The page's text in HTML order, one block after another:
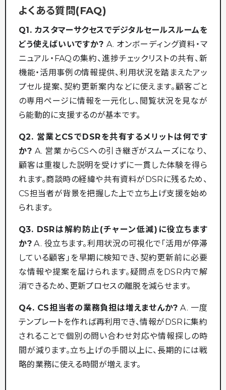
よくある質問(FAQ)
Q1. カスタマーサクセスでデジタルセールスルームを
どう使えばいいですか? A. オンボーディング資料・マ
ニュアル・FAQの集約、進捗チェックリストの共有、新
機能・活用事例の情報提供、利用状況を踏まえたアッ
プセル提案、契約更新案内などに使えます。顧客ごと
の専用ページに情報を一元化し、閲覧状況を見なが
ら能動的に支援するのが基本です。
Q2. 営業とCSでDSRを共有するメリットは何です
か? A. 営業からCSへの引き継ぎがスムーズになり、
顧客は重複した説明を受けずに一貫した体験を得ら
れます。商談時の経緯や共有資料がDSRに残るため、
CS担当者が背景を把握した上で立ち上げ支援を始め
られます。
Q3. DSRは解約防止(チャーン低減)に役立ちます
か?A. 役立ちます。利用状況の可視化で「活用が停滞
している顧客」を早期に検知でき、契約更新前に必要
な情報や提案を届けられます。疑問点をDSR内で解
消できるため、更新プロセスの離脱を減らせます。
Q4. CS担当者の業務負担は増えませんか? A. 一度
テンプレートを作れば再利用でき、情報がDSRに集約
されることで個別の問い合わせ対応や情報探しの時
間が減ります。立ち上げの手間以上に、長期的には戦
略的業務に使える時間が増えます。